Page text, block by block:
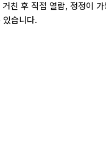
친 후 직접 열람, 정정이
습니다.